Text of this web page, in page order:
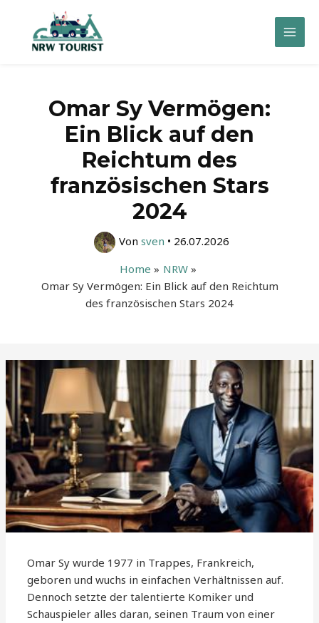
springen
Main
Omar Sy Vermögen:
Ein Blick auf den
Reichtum des
französischen Stars
2024
Von sven • 26.07.2026
Home
NRW
Omar Sy Vermögen: Ein Blick auf den Reichtum
des französischen Stars 2024
Omar Sy wurde 1977 in Trappes, Frankreich,
geboren und wuchs in einfachen Verhältnissen auf.
Dennoch setzte der talentierte Komiker und
Schauspieler alles daran, seinen Traum von einer